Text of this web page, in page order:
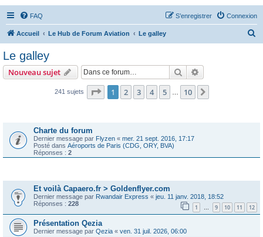
FAQ Connexion
S’enregistrer
Accueil Le Hub de Forum Aviation Le galley
r
Le galley
Nouveau sujet Rechercher
241 sujets Page 1sur10
1 2 3 4 5 10
Charte du forum
Dernier message par Flyzen « mer. 21 sept. 2016, 17:17
Posté dans Aéroports de Paris (CDG, ORY, BVA)
Réponses : 2
Et voilà Capaero.fr > Goldenflyer.com
Dernier message par Rwandair Express « jeu. 11 janv. 2018, 18:52
Réponses : 228 1 … 9 10 11 12
Présentation Qezia
Dernier message par Qezia « ven. 31 juil. 2026, 06:00